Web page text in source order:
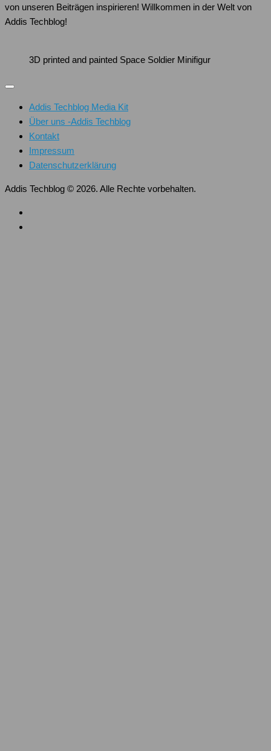
von unseren Beiträgen inspirieren! Willkommen in der Welt von
Addis Techblog!
3D printed and painted Space Soldier Minifigur
Addis Techblog Media Kit
Über uns -Addis Techblog
Kontakt
Impressum
Datenschutzerklärung
Addis Techblog © 2026. Alle Rechte vorbehalten.